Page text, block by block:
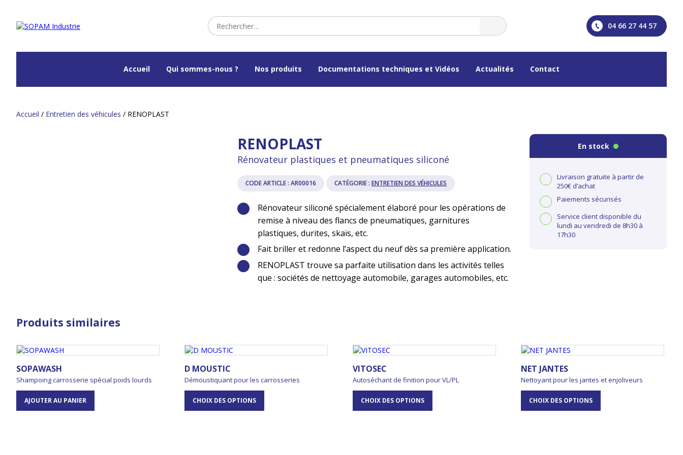
04 66 27 44 57
Accueil Qui sommes-nous ? Nos produits Documentations techniques et Vidéos Actualités Contact
Accueil / Entretien des véhicules / RENOPLAST
RENOPLAST
Rénovateur plastiques et pneumatiques siliconé
CODE ARTICLE :AR00016 CATÉGORIE :ENTRETIEN DES VÉHICULES
Rénovateur siliconé spécialement élaboré pour les opérations de
remise à niveau des flancs de pneumatiques, garnitures
plastiques, durites, skaïs, etc.
Fait briller et redonne l’aspect du neuf dès sa première application.
RENOPLAST trouve sa parfaite utilisation dans les activités telles
que : sociétés de nettoyage automobile, garages automobiles, etc.
En stock
Livraison gratuite à partir de
250€ d’achat
Paiements sécurisés
Service client disponible du
lundi au vendredi de 8h30 à
17h30
Produits similaires
SOPAWASH
Shampoing carrosserie spécial poids lourds
AJOUTER AU PANIER
D MOUSTIC
Démoustiquant pour les carrosseries
CHOIX DES OPTIONS
VITOSEC
Autoséchant de finition pour VL/PL
CHOIX DES OPTIONS
NET JANTES
Nettoyant pour les jantes et enjoliveurs
CHOIX DES OPTIONS